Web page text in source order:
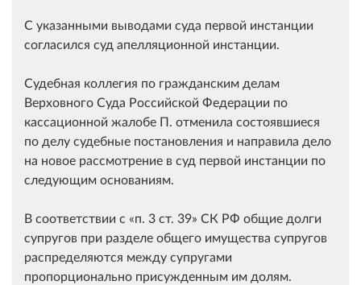
С указанными выводами суда первой инстанции
согласился суд апелляционной инстанции.
Судебная коллегия по гражданским делам
Верховного Суда Российской Федерации по
кассационной жалобе П. отменила состоявшиеся
по делу судебные постановления и направила дело
на новое рассмотрение в суд первой инстанции по
следующим основаниям.
В соответствии с п. 3 ст. 39 СК РФ общие долги
супругов при разделе общего имущества супругов
распределяются между супругами
пропорционально присужденным им долям.